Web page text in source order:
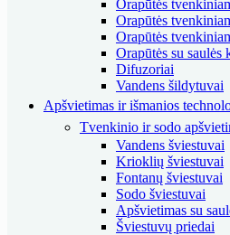
Orapūtės
Orapūtės
Orapūtės
Orapūtės su saulės
Difuzoriai
Vandens šildytuvai
Apšvietimas ir išmanios
Tvenkinio ir sodo
Vandens šviestuvai
Krioklių šviestuvai
Fontanų šviestuvai
Sodo šviestuvai
Apšvietimas su
Šviestuvų priedai